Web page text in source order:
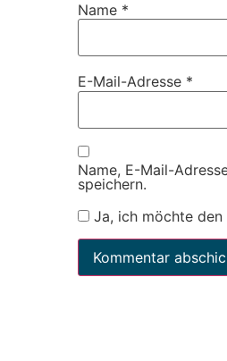
Name *
E-Mail-Adresse *
Name, E-Mail-
speichern.
Ja, ich möchte